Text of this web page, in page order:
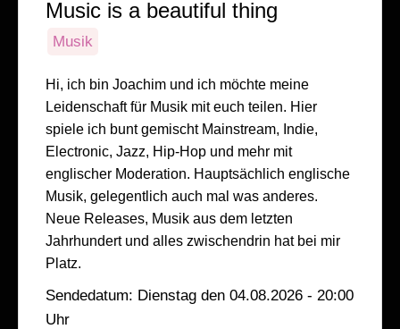
Music is a beautiful thing
Musik
Hi, ich bin Joachim und ich möchte meine
Leidenschaft für Musik mit euch teilen. Hier
spiele ich bunt gemischt Mainstream, Indie,
Electronic, Jazz, Hip-Hop und mehr mit
englischer Moderation. Hauptsächlich englische
Musik, gelegentlich auch mal was anderes.
Neue Releases, Musik aus dem letzten
Jahrhundert und alles zwischendrin hat bei mir
Platz.
Sendedatum: Dienstag den 04.08.2026 - 20:00
Uhr